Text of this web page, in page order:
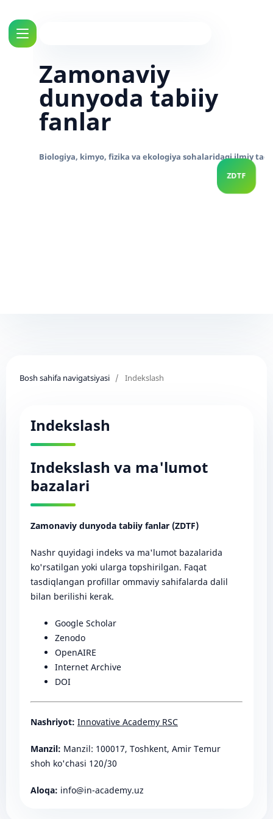
Zamonaviy
dunyoda tabiiy
fanlar
Bosh sahifa navigatsiyasi / Indekslash
Indekslash
Indekslash va ma'lumot
bazalari
Zamonaviy dunyoda tabiiy fanlar (ZDTF)
Nashr quyidagi indeks va ma'lumot bazalarida
ko'rsatilgan yoki ularga topshirilgan. Faqat
tasdiqlangan profillar ommaviy sahifalarda dalil
bilan berilishi kerak.
Google Scholar
Zenodo
OpenAIRE
Internet Archive
DOI
Nashriyot: Innovative Academy RSC
Manzil: Manzil: 100017, Toshkent, Amir Temur
shoh ko'chasi 120/30
Aloqa: info@in-academy.uz